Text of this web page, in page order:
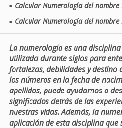
■ Calcular Numerología del nombre
■ Calcular Numerología del
La numerologia es una
utilizada durante siglos para
fortalezas, debilidades y destino
los números en la fecha de
apellidos, puede ayudarnos a
significados detrás de las
nuestras vidas. Además, la
aplicación de esta disciplina que